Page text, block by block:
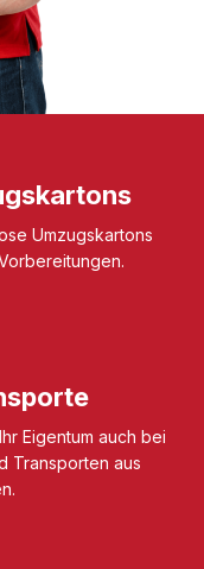
Umzugskartons
Eigentum auch bei
Transporten aus